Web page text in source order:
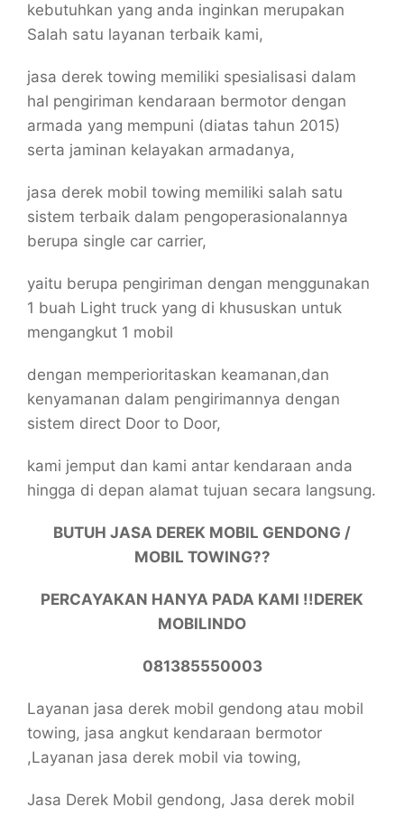
kebutuhkan yang anda inginkan merupakan
Salah satu layanan terbaik kami,
jasa derek towing memiliki spesialisasi dalam
hal pengiriman kendaraan bermotor dengan
armada yang mempuni (diatas tahun 2015)
serta jaminan kelayakan armadanya,
jasa derek mobil towing memiliki salah satu
sistem terbaik dalam pengoperasionalannya
berupa single car carrier,
yaitu berupa pengiriman dengan menggunakan
1 buah Light truck yang di khususkan untuk
mengangkut 1 mobil
dengan memperioritaskan keamanan,dan
kenyamanan dalam pengirimannya dengan
sistem direct Door to Door,
kami jemput dan kami antar kendaraan anda
hingga di depan alamat tujuan secara langsung.
BUTUH JASA DEREK MOBIL GENDONG /
MOBIL TOWING??
PERCAYAKAN HANYA PADA KAMI !!DEREK
MOBILINDO
081385550003
Layanan jasa derek mobil gendong atau mobil
towing, jasa angkut kendaraan bermotor
,Layanan jasa derek mobil via towing,
Jasa Derek Mobil gendong, Jasa derek mobil